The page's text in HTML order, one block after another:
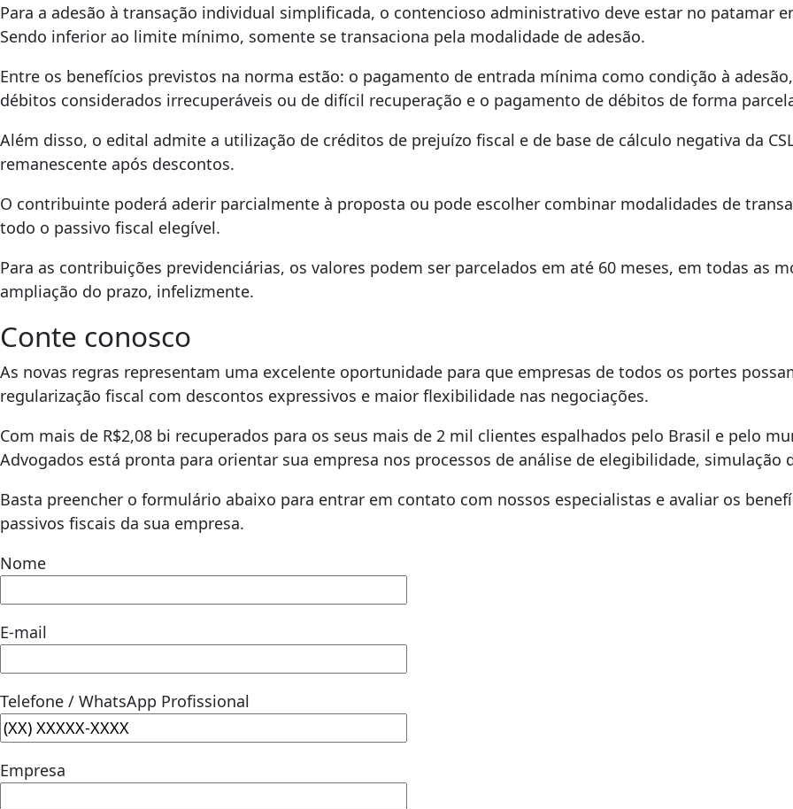
Para a adesão à transação individual simplificada, o contencioso administrativo deve estar no patamar
Sendo inferior ao limite mínimo, somente se transaciona pela modalidade de adesão.
Entre os benefícios previstos na norma estão: o pagamento de entrada mínima como condição à
débitos considerados irrecuperáveis ou de difícil recuperação e o pagamento de débitos de forma
Além disso, o edital admite a utilização de créditos de prejuízo fiscal e de base de cálculo negativa da
remanescente após descontos.
O contribuinte poderá aderir parcialmente à proposta ou pode escolher combinar modalidades de
todo o passivo fiscal elegível.
Para as contribuições previdenciárias, os valores podem ser parcelados em até 60 meses, em todas as
ampliação do prazo, infelizmente.
Conte conosco
As novas regras representam uma excelente oportunidade para que empresas de todos os portes
regularização fiscal com descontos expressivos e maior flexibilidade nas negociações.
Com mais de R$2,08 bi recuperados para os seus mais de 2 mil clientes espalhados pelo Brasil e pelo
Advogados está pronta para orientar sua empresa nos processos de análise de elegibilidade, simulação
Basta preencher o formulário abaixo para entrar em contato com nossos especialistas e avaliar os
passivos fiscais da sua empresa.
Nome
E-mail
Telefone / WhatsApp Profissional
Empresa